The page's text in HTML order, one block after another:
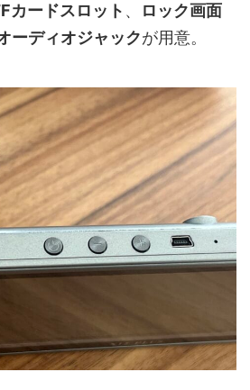
カードスロット 、
ロック画面
ーディオジャックが用意。